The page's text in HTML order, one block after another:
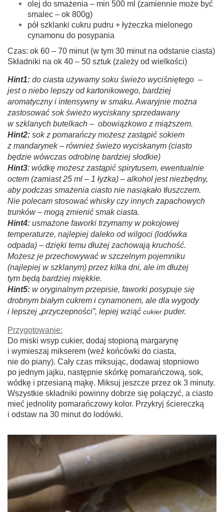
olej do smażenia – min 500 ml (zamiennie może być
smalec – ok 800g)
pół szklanki cukru pudru + łyżeczka mielonego
cynamonu do posypania
Czas: ok 60 – 70 minut (w tym 30 minut na odstanie ciasta)
Składniki na ok 40 – 50 sztuk (zależy od wielkości)
Hint1: do ciasta używamy soku świeżo wyciśniętego –
jest o niebo lepszy od kartonikowego, bardziej
aromatyczny i intensywny w smaku. Awaryjnie można
zastosować sok świeżo wyciskany sprzedawany
w szklanych butelkach – obowiązkowo z miąższem.
Hint2: sok z pomarańczy możesz zastąpić sokiem
z mandarynek – również świeżo wyciskanym (ciasto
będzie wówczas odrobinę bardziej słodkie)
Hint3: wódkę możesz zastąpić spirytusem, ewentualnie
octem (zamiast 25 ml – 1 łyżka) – alkohol jest niezbędny,
aby podczas smażenia ciasto nie nasiąkało tłuszczem.
Nie polecam stosować whisky czy innych zapachowych
trunków – mogą zmienić smak ciasta.
Hint4: usmażone faworki trzymamy w pokojowej
temperaturze, najlepiej daleko od wilgoci (lodówka
odpada) – dzięki temu dłużej zachowają kruchość.
Możesz je przechowywać w szczelnym pojemniku
(najlepiej w szklanym) przez kilka dni, ale im dłużej
tym będą bardziej miękkie.
Hint5: w oryginalnym przepisie, faworki posypuje się
drobnym białym cukrem i cynamonem, ale dla wygody
i lepszej „przyczepności”, lepiej wziąć cukier puder.
Przygotowanie:
Do miski wsyp cukier, dodaj stopioną margarynę
i wymieszaj mikserem (weź końcówki do ciasta,
nie do piany). Cały czas miksując, dodawaj stopniowo
po jednym jajku, następnie skórkę pomarańczową, sok,
wódkę i przesianą mąkę. Miksuj jeszcze przez ok 3 minuty.
Wszystkie składniki powinny dobrze się połączyć, a ciasto
mieć jednolity pomarańczowy kolor. Przykryj ściereczką
i odstaw na 30 minut do lodówki.